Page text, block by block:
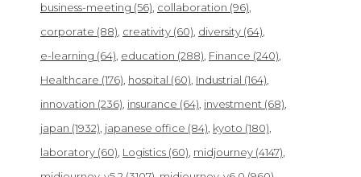
business-meeting (56) collaboration (96)
corporate (88) creativity (60) diversity (64)
e-learning (64) education (288) Finance (240)
Healthcare (176) hospital (60) Industrial (164)
innovation (236) insurance (64) investment (68)
japan (1932) japanese office (84) kyoto (180)
laboratory (60) Logistics (60) midjourney (4147)